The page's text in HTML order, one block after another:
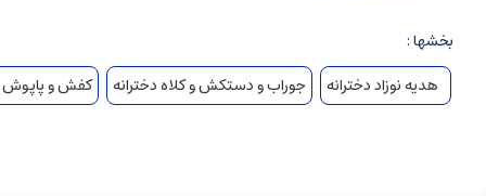
بخشها :
هدیه نوزاد دخترانه
جوراب و دستکش و کلاه دخترانه کفش و پاپوش